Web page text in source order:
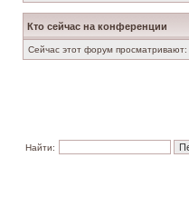
Кто сейчас на конференции
Сейчас этот форум просматривают:
Найти: